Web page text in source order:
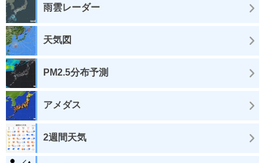
雨雲レーダー
天気図
PM2.5分布予測
アメダス
2週間天気